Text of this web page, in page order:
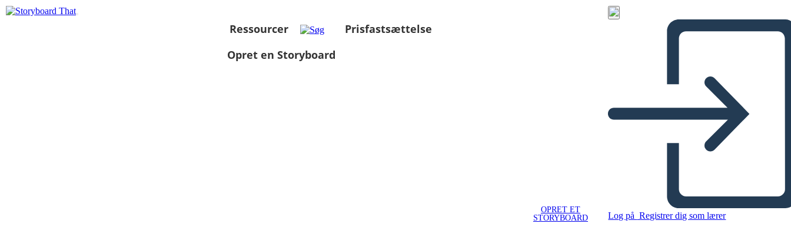
Ressourcer
Prisfastsættelse
Opret en Storyboard
OPRET ET
STORYBOARD
Log på Registrer dig som lærer